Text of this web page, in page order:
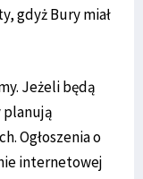
gdyż Bury miał
Jeżeli będą
planują
Ogłoszenia o
internetowej